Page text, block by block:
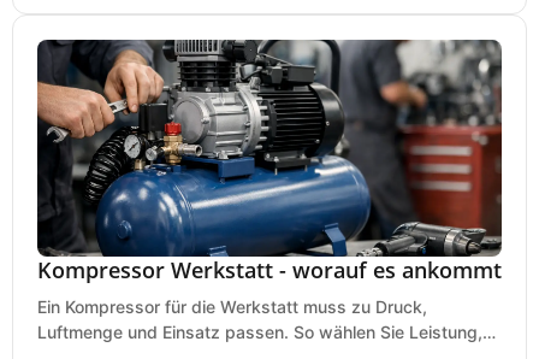
Kompressor Werkstatt - worauf es ankommt
Ein Kompressor für die Werkstatt muss zu Druck,
Luftmenge und Einsatz passen. So wählen Sie Leistung,